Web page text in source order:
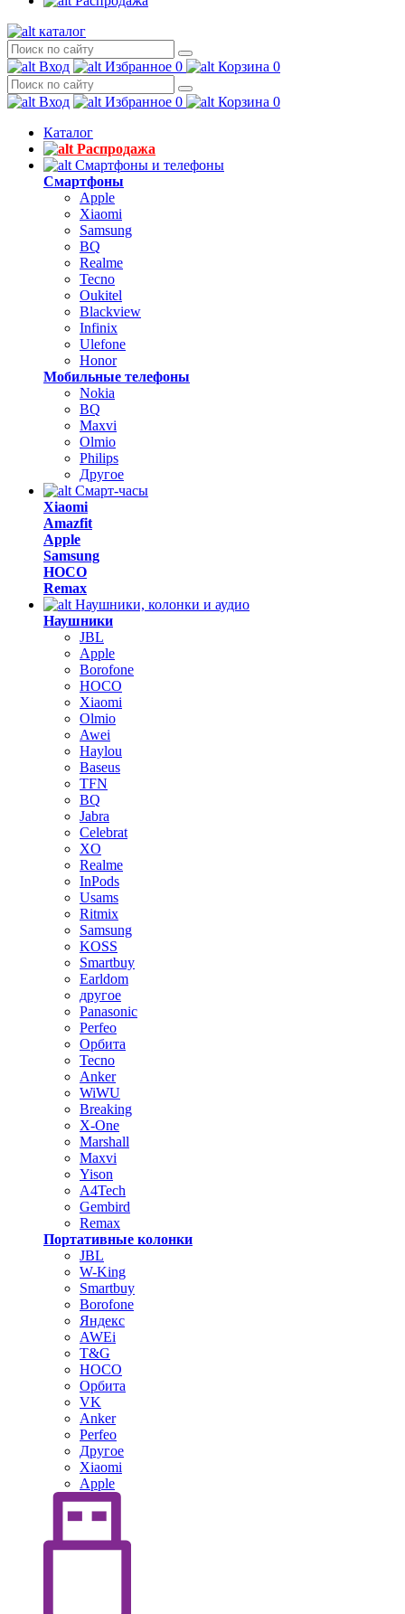
каталог
Вход Избранное 0 Корзина 0
Вход Избранное 0 Корзина 0
Каталог
Распродажа
Смартфоны и телефоны
Смартфоны
Apple
Xiaomi
Samsung
BQ
Realme
Tecno
Oukitel
Blackview
Infinix
Ulefone
Honor
Мобильные телефоны
Nokia
BQ
Maxvi
Olmio
Philips
Другое
Смарт-часы
Xiaomi
Amazfit
Apple
Samsung
HOCO
Remax
Наушники, колонки и аудио
Наушники
JBL
Apple
Borofone
HOCO
Xiaomi
Olmio
Awei
Haylou
Baseus
TFN
BQ
Jabra
Celebrat
XO
Realme
InPods
Usams
Ritmix
Samsung
KOSS
Smartbuy
Earldom
другое
Panasonic
Perfeo
Орбита
Tecno
Anker
WiWU
Breaking
X-One
Marshall
Maxvi
Yison
A4Tech
Gembird
Remax
Портативные колонки
JBL
W-King
Smartbuy
Borofone
Яндекс
AWEi
T&G
HOCO
Орбита
VK
Anker
Perfeo
Другое
Xiaomi
Apple